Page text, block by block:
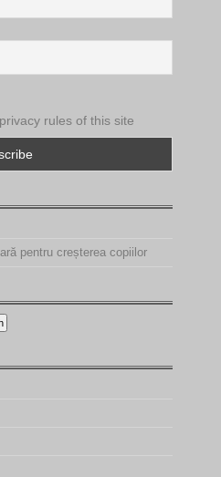
rules of this site
pentru creșterea copiilor